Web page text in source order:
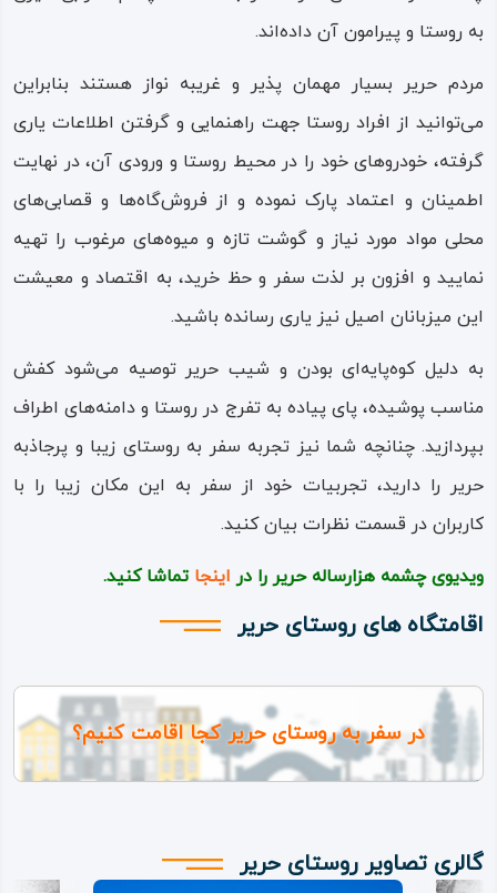
به روستا و پیرامون آن داده‌اند.
مردم‌ حریر بسیار مهمان‌ پذیر و غریبه‌ نواز هستند بنابراین
می‌توانید از افراد روستا جهت راهنمایی و گرفتن اطلاعات یاری
گرفته، خودروهای خود را در محیط روستا و ورودی آن، در نهایت
اطمینان و اعتماد پارک نموده و از فروش‌گاه‌ها و قصابی‌های
محلی مواد مورد نیاز و گوشت تازه و میوه‌های مرغوب را تهیه
نمایید و افزون بر لذت سفر و حظ خرید، به اقتصاد و معیشت
این میزبانان اصیل نیز یاری رسانده باشید.
به دلیل کوه‌پایه‌ای بودن و شیب حریر توصیه می‌شود کفش
مناسب پوشیده، پای پیاده به تفرج در روستا و دامنه‌های اطراف
بپردازید. چنانچه شما نیز تجربه سفر به روستای زیبا و پرجاذبه
حریر را دارید، تجربیات خود از سفر به این مکان زیبا را با
کاربران در قسمت نظرات بیان کنید.
ویدیوی چشمه هزارساله حریر را در اینجاتماشا کنید.
اقامتگاه های روستای حریر
در سفر به روستای حریر کجا اقامت کنیم؟
گالری تصاویر روستای حریر